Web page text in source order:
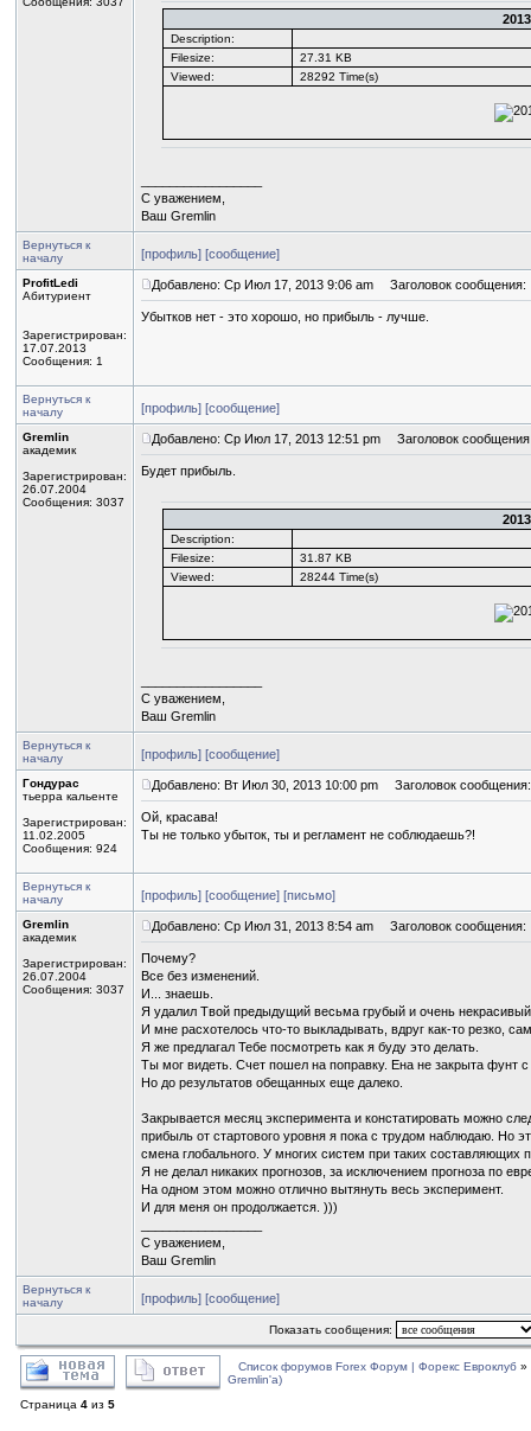
Description:
Filesize:
27.31 KB
Viewed:
28292 Time(s)
С уважением,
Ваш Gremlin
Вернуться к
началу
[профиль] [сообщение]
ProfitLedi
Абитуриент
Зарегистрирован:
17.07.2013
Сообщения: 1
Добавлено: Ср Июл 17, 2013 9:06 am Заголовок сообщения:
Убытков нет - это хорошо, но прибыль - лучше.
Вернуться к
началу
[профиль] [сообщение]
Gremlin
академик
Зарегистрирован:
26.07.2004
Сообщения: 3037
Добавлено: Ср Июл 17, 2013 12:51 pm Заголовок
Будет прибыль.
Description:
Filesize:
31.87 KB
Viewed:
28244 Time(s)
С уважением,
Ваш Gremlin
Вернуться к
началу
[профиль] [сообщение]
Гондурас
тьерра кальенте
Зарегистрирован:
11.02.2005
Сообщения: 924
Добавлено: Вт Июл 30, 2013 10:00 pm Заголовок сообщения:
Ой, красава!
Ты не только убыток, ты и регламент не соблюдаешь?!
Вернуться к
началу
[профиль] [сообщение] [письмо]
Gremlin
академик
Зарегистрирован:
26.07.2004
Сообщения: 3037
Добавлено: Ср Июл 31, 2013 8:54 am Заголовок сообщения:
Почему?
Все без изменений.
И... знаешь.
Я удалил Твой предыдущий весьма грубый и очень
И мне расхотелось что-то выкладывать, вдруг как-то резко,
Я же предлагал Тебе посмотреть как я буду это делать.
Ты мог видеть. Счет пошел на поправку. Ена не закрыта фунт
Но до результатов обещанных еще далеко.
Закрывается месяц эксперимента и констатировать можно
прибыль от стартового уровня я пока с трудом наблюдаю. Но
смена глобального. У многих систем при таких
Я не делал никаких прогнозов, за исключением прогноза по
На одном этом можно отлично вытянуть весь эксперимент.
И для меня он продолжается. )))
С уважением,
Ваш Gremlin
Вернуться к
началу
[профиль] [сообщение]
Показать сообщения:
Список форумов Forex Форум | Форекс Евроклуб »
Gremlin'a)
Страница 4 из 5